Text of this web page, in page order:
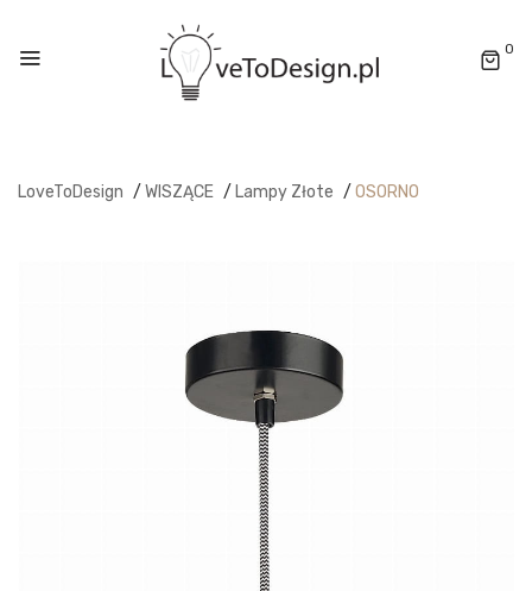
0
LoveToDesign / WISZĄCE / Lampy Złote / OSORNO